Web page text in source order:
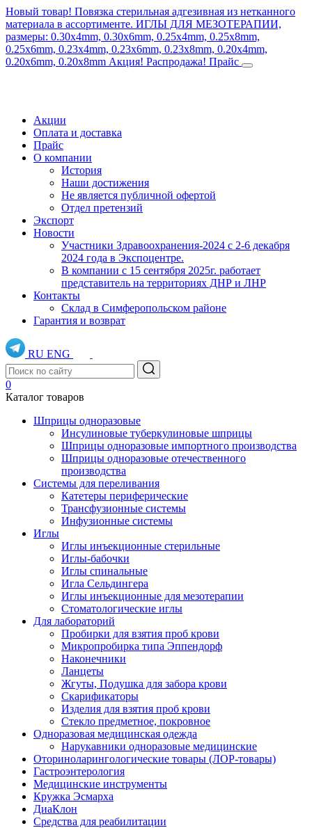
Новый товар! Повязка стерильная адгезивная из нетканного
материала в ассортименте. ИГЛЫ ДЛЯ МЕЗОТЕРАПИИ,
размеры: 0.30x4mm, 0.30x6mm, 0.25x4mm, 0.25x8mm,
0.25x6mm, 0.23x4mm, 0.23x6mm, 0.23x8mm, 0.20x4mm,
0.20x6mm, 0.20x8mm Акция! Распродажа! Прайс
Акции
Оплата и доставка
Прайс
О компании
История
Наши достижения
Не является публичной офертой
Отдел претензий
Экспорт
Новости
Участники Здравоохранения-2024 с 2-6 декабря
2024 года в Экспоцентре.
В компании с 15 сентября 2025г. работает
представитель на территориях ДНР и ЛНР
Контакты
Склад в Симферопольском районе
Гарантия и возврат
RU ENG
0
Каталог товаров
Шприцы одноразовые
Инсулиновые туберкулиновые шприцы
Шприцы одноразовые импортного производства
Шприцы одноразовые отечественного
производства
Системы для переливания
Катетеры периферические
Трансфузионные системы
Инфузионные системы
Иглы
Иглы инъекционные стерильные
Иглы-бабочки
Иглы спинальные
Игла Сельдингера
Иглы инъекционные для мезотерапии
Стоматологические иглы
Для лабораторий
Пробирки для взятия проб крови
Микропробирка типа Эппендорф
Наконечники
Ланцеты
Жгуты, Подушка для забора крови
Скарификаторы
Изделия для взятия проб крови
Стекло предметное, покровное
Одноразовая медицинская одежда
Нарукавники одноразовые медицинские
Оториноларингологические товары (ЛОР-товары)
Гастроэнтерология
Медицинские инструменты
Кружка Эсмарха
ДиаКлон
Средства для реабилитации